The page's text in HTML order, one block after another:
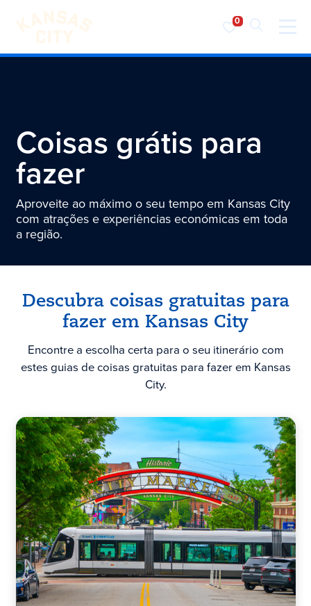
Visite o KC
Coisas grátis para
fazer
Aproveite ao máximo o seu tempo em Kansas City
com atrações e experiências económicas em toda
a região.
Descubra coisas gratuitas para
fazer em Kansas City
Encontre a escolha certa para o seu itinerário com
estes guias de coisas gratuitas para fazer em Kansas
City.